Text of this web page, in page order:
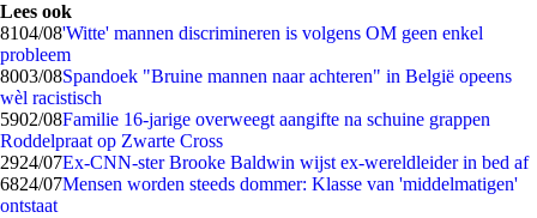
Lees ook
8104/08'Witte' mannen discrimineren is volgens OM geen enkel
probleem
8003/08Spandoek "Bruine mannen naar achteren" in België opeens
wèl racistisch
5902/08Familie 16-jarige overweegt aangifte na schuine grappen
Roddelpraat op Zwarte Cross
2924/07Ex-CNN-ster Brooke Baldwin wijst ex-wereldleider in bed af
6824/07Mensen worden steeds dommer: Klasse van 'middelmatigen'
ontstaat